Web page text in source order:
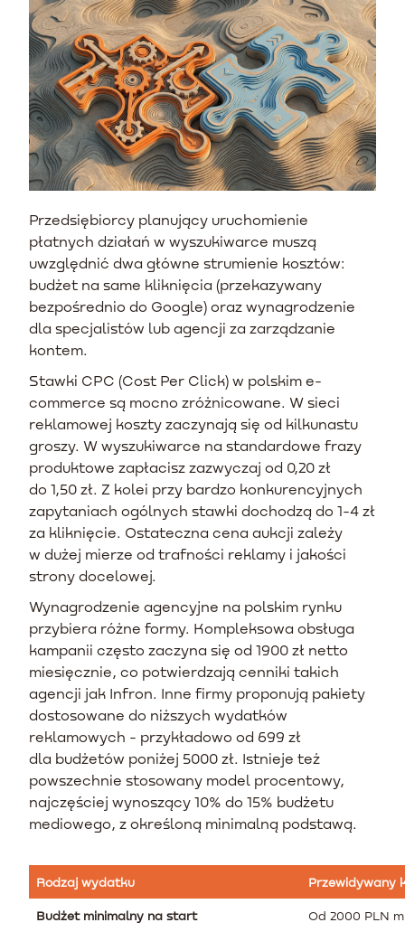
Przedsiębiorcy planujący uruchomienie
płatnych działań w wyszukiwarce muszą
uwzględnić dwa główne strumienie kosztów:
budżet na same kliknięcia (przekazywany
bezpośrednio do Google) oraz wynagrodzenie
dla specjalistów lub agencji za zarządzanie
kontem.
Stawki CPC (Cost Per Click) w polskim e-
commerce są mocno zróżnicowane. W sieci
reklamowej koszty zaczynają się od kilkunastu
groszy. W wyszukiwarce na standardowe frazy
produktowe zapłacisz zazwyczaj od 0,20 zł
do 1,50 zł. Z kolei przy bardzo konkurencyjnych
zapytaniach ogólnych stawki dochodzą do 1-4 zł
za kliknięcie. Ostateczna cena aukcji zależy
w dużej mierze od trafności reklamy i jakości
strony docelowej.
Wynagrodzenie agencyjne na polskim rynku
przybiera różne formy. Kompleksowa obsługa
kampanii często zaczyna się od 1900 zł netto
miesięcznie, co potwierdzają cenniki takich
agencji jak Infron. Inne firmy proponują pakiety
dostosowane do niższych wydatków
reklamowych - przykładowo od 699 zł
dla budżetów poniżej 5000 zł. Istnieje też
powszechnie stosowany model procentowy,
najczęściej wynoszący 10% do 15% budżetu
mediowego, z określoną minimalną podstawą.
Rodzaj wydatku Przewidywany
Budżet minimalny na start Od 2000 PLN